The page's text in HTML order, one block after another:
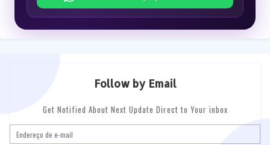
Follow by Email
Get Notified About Next Update Direct to Your inbox